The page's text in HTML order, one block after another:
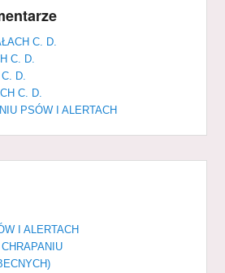
C. D.
C. D.
D.
C. D.
PSÓW I ALERTACH
I ALERTACH